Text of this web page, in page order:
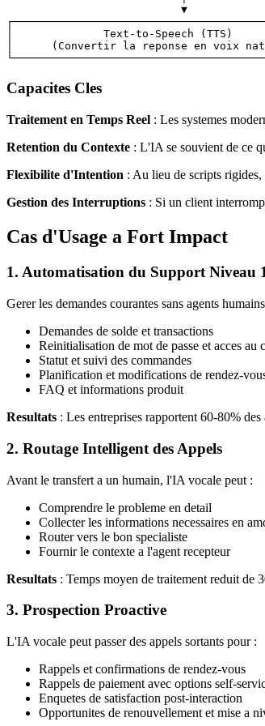
                           ▼
│              Text-to-Speech
│      (Convertir la reponse en voix
Capacites Cles
Traitement en Temps Reel : Les systemes
Retention du Contexte : L'IA se souvient de ce
Flexibilite d'Intention : Au lieu de scripts
Gestion des Interruptions : Si un client
Cas d'Usage a Fort Impact
1. Automatisation du Support Niveau
Gerer les demandes courantes sans agents
Demandes de solde et transactions
Reinitialisation de mot de passe et acces au
Statut et suivi des commandes
Planification et modifications de rendez-
FAQ et informations produit
Resultats : Les entreprises rapportent 60-80%
2. Routage Intelligent des Appels
Avant le transfert a un humain, l'IA vocale peut :
Comprendre le probleme en detail
Collecter les informations necessaires en
Router vers le bon specialiste
Fournir le contexte a l'agent recepteur
Resultats : Temps moyen de traitement reduit de
3. Prospection Proactive
L'IA vocale peut passer des appels sortants pour :
Rappels et confirmations de rendez-vous
Rappels de paiement avec options self-
Enquetes de satisfaction post-interaction
Opportunites de renouvellement et mise a